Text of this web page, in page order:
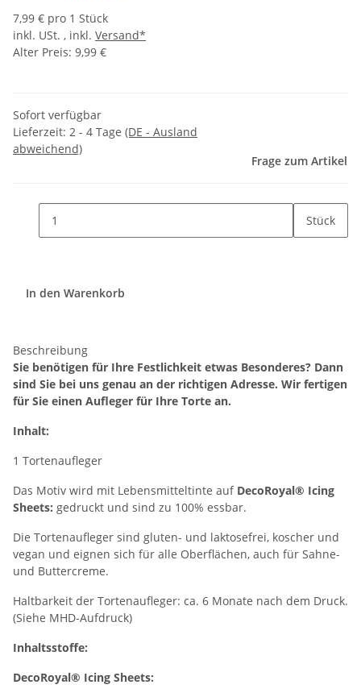
7,99 € pro 1 Stück
inkl. USt. , inkl. Versand*
Alter Preis: 9,99 €
Sofort verfügbar
Lieferzeit: 2 - 4 Tage (DE - Ausland
abweichend)
Frage zum Artikel
Stück
In den Warenkorb
Beschreibung
Sie benötigen für Ihre Festlichkeit etwas Besonderes? Dann
sind Sie bei uns genau an der richtigen Adresse. Wir fertigen
für Sie einen Aufleger für Ihre Torte an.
Inhalt:
1 Tortenaufleger
Das Motiv wird mit Lebensmitteltinte auf DecoRoyal® Icing
Sheets: gedruckt und sind zu 100% essbar.
Die Tortenaufleger sind gluten- und laktosefrei, koscher und
vegan und eignen sich für alle Oberflächen, auch für Sahne-
und Buttercreme.
Haltbarkeit der Tortenaufleger: ca. 6 Monate nach dem Druck.
(Siehe MHD-Aufdruck)
Inhaltsstoffe:
DecoRoyal® Icing Sheets: